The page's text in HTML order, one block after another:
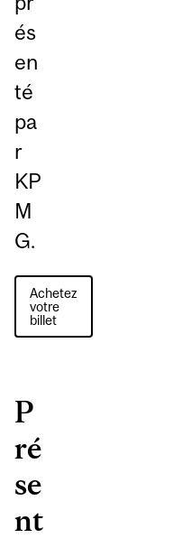
és
en
té
pa
r
KP
M
G.
Achetez
votre
billet
P
ré
se
nt